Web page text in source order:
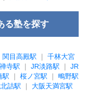
る塾を探す
関目高殿駅 ｜ 千林大宮
寺駅 ｜ JR淡路駅 ｜ JR
駅 ｜ 桜ノ宮駅 ｜ 鴫野駅
詰駅 ｜ 大阪天満宮駅